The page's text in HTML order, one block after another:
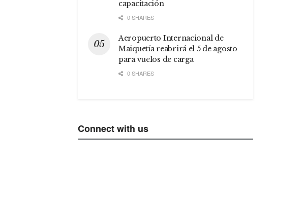
capacitación
0 SHARES
Aeropuerto Internacional de
Maiquetía reabrirá el 5 de agosto
para vuelos de carga
0 SHARES
Connect with us